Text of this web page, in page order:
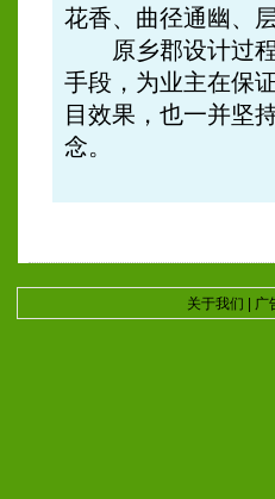
花香、曲径通幽、
原乡郡设计过程
手段，为业主在保
目效果，也一并坚
念。
关于我们 广